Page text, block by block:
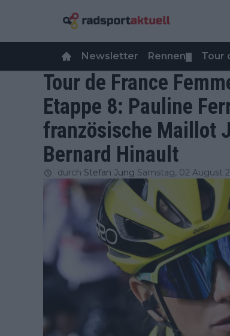
Newsletter Rennen Tour
Tour de France
Etappe 8: Pauline
französische Maillot
Bernard Hinault
durch Stefan Jung Samstag, 02 August